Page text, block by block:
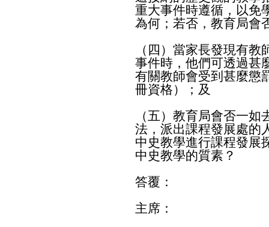
重大事件時遵循，以免
為何；若否，教育局會
（四）當家長發現有
事件時，他們可透過甚
有關教師會受到甚麼懲
冊資格）；及
（五）教育局會否一
法，派出課程發展處的
中史教學進行課程發展
中史教學的質素？
答覆：
主席：